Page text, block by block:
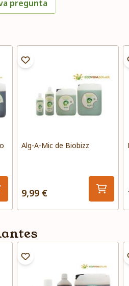
pregunta
Alg-A-Mic de Biobizz
9,99 €